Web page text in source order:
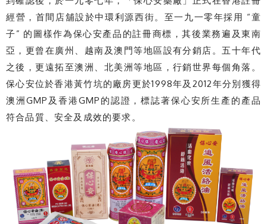
經營，首間店舖設於中環利源西街。至一九一零年採用 “童
子” 的圖樣作為保心安產品的註冊商標，其後業務遍及東南
亞，更曾在廣州、越南及澳門等地區設有分銷店。五十年代
之後，更遠拓至澳洲、北美洲等地區，行銷世界每個角落。
保心安位於香港黃竹坑的廠房更於1998年及2012年分別獲得
澳洲GMP及香港GMP的認證，標誌著保心安所生產的產品
符合品質、安全及成效的要求。